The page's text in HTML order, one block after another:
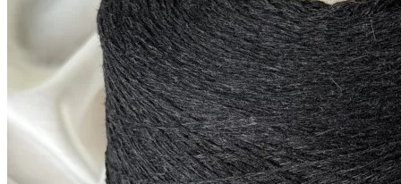
1 050₽
за 100 г
Купить
Показать еще
Filato Italiano
Мы в соцсетях